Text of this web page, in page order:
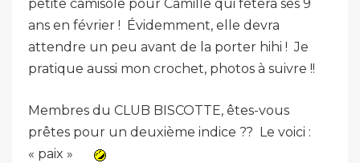
petite camisole pour Camille qui fêtera ses 9
ans en février ! Évidemment, elle devra
attendre un peu avant de la porter hihi ! Je
pratique aussi mon crochet, photos à suivre !!
Membres du CLUB BISCOTTE, êtes-vous
prêtes pour un deuxième indice ?? Le voici :
« paix »